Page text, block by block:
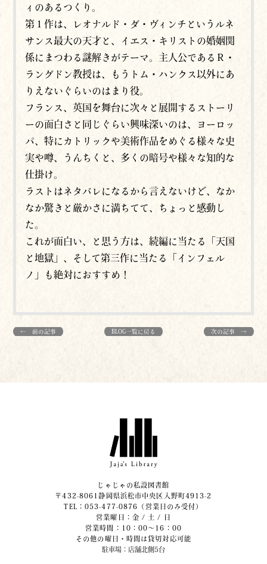
ィのあるつくり。
第１作は、レオナルド・ダ・ヴィンチというルネ
サンス最大の天才と、イエス・キリストの婚姻関
係にまつわる謎解きがテーマ。主人公であるＲ・
ラングドン教授は、もうトム・ハンクス以外にあ
りえないぐらいのはまり役。
フランス、英国を舞台に次々と展開するストーリ
ーの面白さと同じぐらい興味深いのは、ヨーロッ
パ、特にカトリックや美術作品をめぐる様々な史
実や噂、うんちくと、多くの暗号や様々な知的な
仕掛け。
ラストはネタバレになるから言えないけど、なか
なか驚きと厳かさに満ちてて、ちょっと感動し
た。
これが面白い、と思う方は、続編に当たる「天国
と地獄」、そして第三作に当たる「インフェル
ノ」も絶対におすすめ！
← 前の記事 BLOG一覧に戻る 次の記事 →
じゃじゃの私設図書館
〒432-8061静岡県浜松市中央区入野町4913-2
​TEL：053-477-0876（営業日のみ受付）
営業曜日：金 / 土 / 日
営業時間：10：00～16：00
その他の曜日・時間は貸切対応可能
駐車場：店舗北側5台